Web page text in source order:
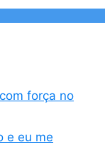
força no
e eu me